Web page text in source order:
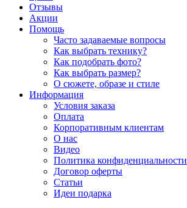
Отзывы
Акции
Помощь
Часто задаваемые вопросы
Как выбрать технику?
Как подобрать фото?
Как выбрать размер?
О сюжете, образе и стиле
Информация
Условия заказа
Оплата
Корпоративным клиентам
О нас
Видео
Политика конфиденциальности
Договор оферты
Статьи
Идеи подарка